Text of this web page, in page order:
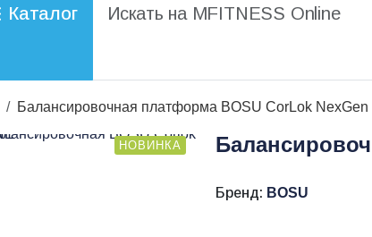
Каталог
Балансировочная платформа BOSU CorLok NexGen
НОВИНКА
Бренд: BOSU